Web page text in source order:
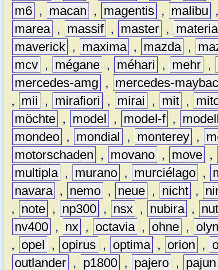
m6 , macan , magentis , malibu
marea , massif , master ,
materia
maverick , maxima , mazda ,
mcv , mégane , méhari , mehr ,
mercedes-amg
,
mercedes-
,
mii , mirafiori , mirai , mit ,
möchte , model , model-f ,
mondeo , mondial , monterey ,
motorschaden
, movano , move ,
multipla , murano , murciélago ,
navara , nemo , neue , nicht ,
,
note , np300 , nsx , nubira ,
nv400 , nx , octavia , ohne ,
,
opel , opirus , optima , orion ,
outlander , p1800 , pajero ,
pajun